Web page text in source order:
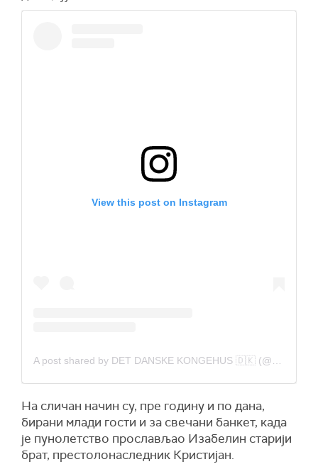
View this post on Instagram
На сличан начин су, пре годину и по дана,
бирани млади гости и за свечани банкет, када
је пунолетство прослављао Изабелин старији
брат, престолонаследник Кристијан.